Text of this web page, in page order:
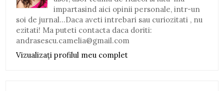
impartasind aici opinii personale, intr-un
soi de jurnal...Daca aveti intrebari sau curiozitati , nu
ezitati! Ma puteti contacta daca doriti:
andrasescu.camelia@gmail.com
Vizualizați profilul meu complet